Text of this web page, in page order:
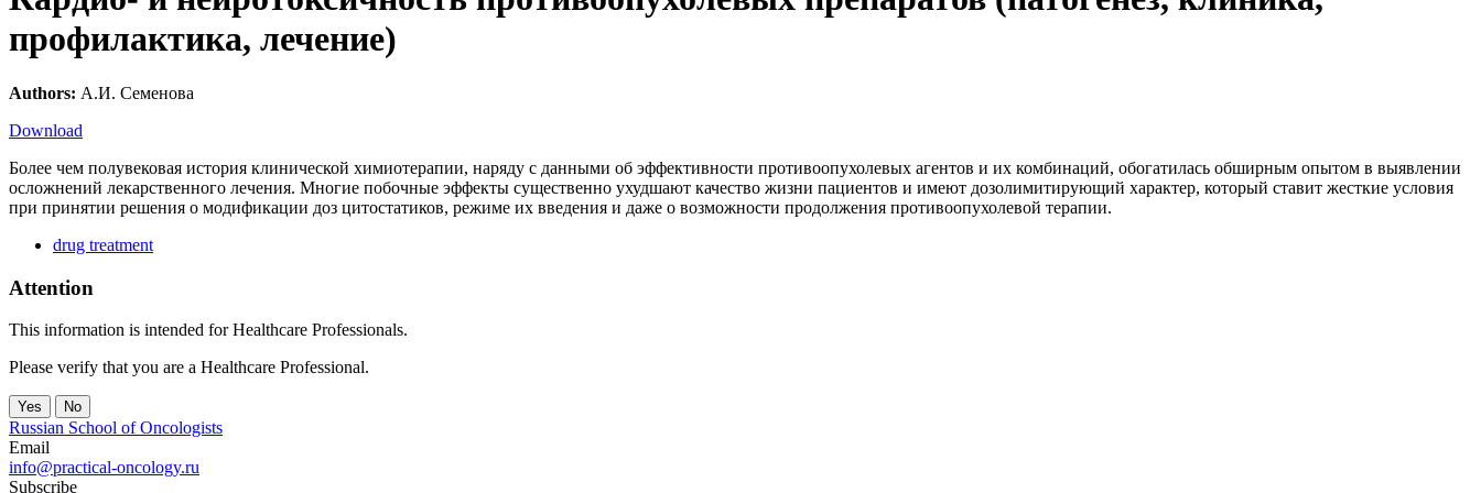
профилактика, лечение)
Authors: А.И. Семенова
Download
Более чем полувековая история клинической химиотерапии, наряду с данными об эффективности противоопухолевых агентов и их комбинаций, обогатилась обширным опытом в выявлении
осложнений лекарственного лечения. Многие побочные эффекты существенно ухудшают качество жизни пациентов и имеют дозолимитирующий характер, который ставит жесткие условия
при принятии решения о модификации доз цитостатиков, режиме их введения и даже о возможности продолжения противоопухолевой терапии.
drug treatment
Attention
This information is intended for Healthcare Professionals.
Please verify that you are a Healthcare Professional.
Yes No
Russian School of Oncologists
Email
info@practical-oncology.ru
Subscribe